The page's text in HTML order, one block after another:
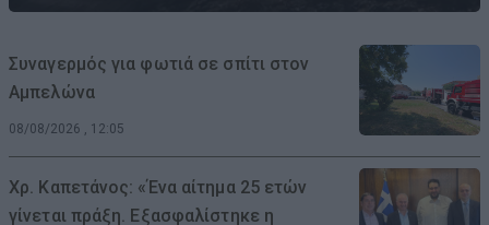
Συναγερμός για φωτιά σε σπίτι στον
Αμπελώνα
08/08/2026 , 12:05
Χρ. Καπετάνος: «Ένα αίτημα 25 ετών
γίνεται πράξη. Εξασφαλίστηκε η